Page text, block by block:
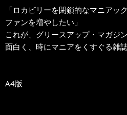
「ロカビリーを閉鎖的なマニアッ
ファンを増やしたい」
これが、グリースアップ・マガジ
面白く、時にマニアをくすぐる雑
A4版